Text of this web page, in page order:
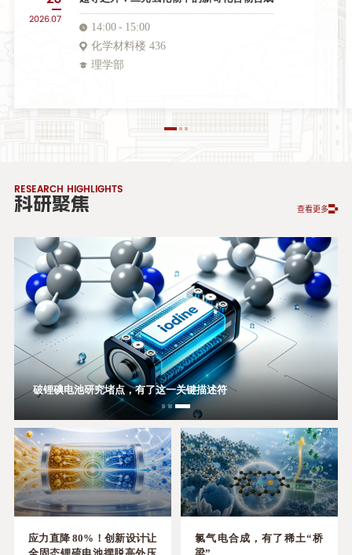
2026.07
14:00
15:00
化学材料楼 436
理学部
RESEARCH HIGHLIGHTS
科研聚焦 查看更多
可规模化、高可靠性！湿法制备打破卤化物全固态电池量产壁垒
“伪装”的对称性：图论揪出藏在杂乱网络里的“几何真身”
破锂碘电池研究堵点，有了这一关键描述符
应力直降 80%！创新设计让
氯气电合成，有了稀土“桥